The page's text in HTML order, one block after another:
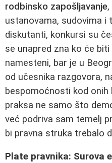
rodbinsko zapošljavanje
ustanovama, sudovima i
diskutanti, konkursi su
se unapred zna ko će
namesteni, bar je u
od učesnika razgovora,
bespomoćnosti kod onih
praksa ne samo što
već podriva sam temelj
bi pravna struka trebalo
Plate pravnika: Surova